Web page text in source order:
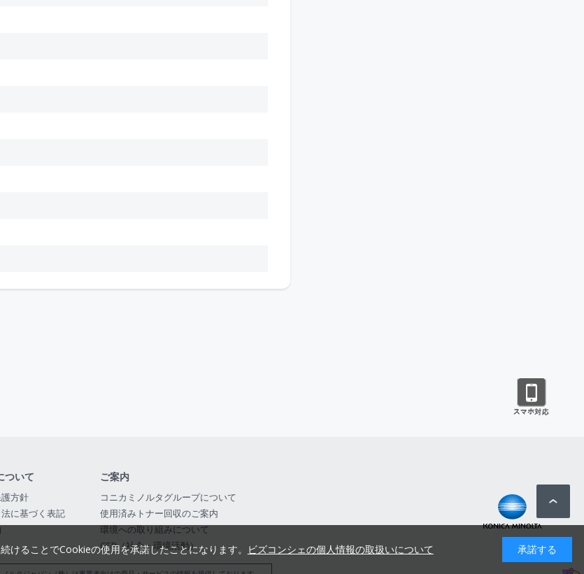
ついて
方針
に基づく表記
ご案内
コニカミノルタグループについて
使用済みトナー回収のご案内
環境への取り組みについて
CSR（社会・環境活動）
ることでCookieの使用を承諾したことになります。 ビズコンシェの個人情報の取扱いについて 承諾する